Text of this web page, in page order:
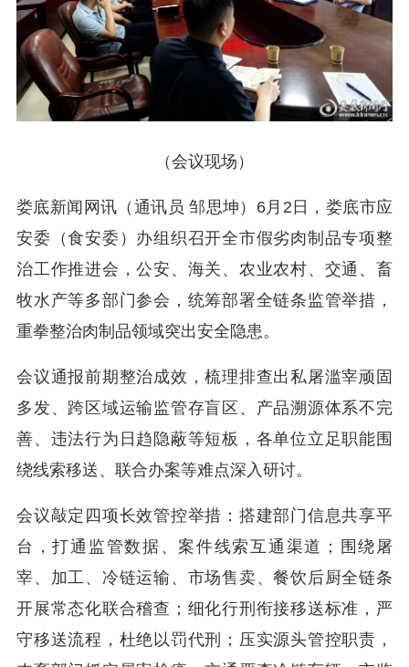
（会议现场）
娄底新闻网讯（通讯员 邹思坤）6月2日，娄底市应
安委（食安委）办组织召开全市假劣肉制品专项整
治工作推进会，公安、海关、农业农村、交通、畜
牧水产等多部门参会，统筹部署全链条监管举措，
重拳整治肉制品领域突出安全隐患。
会议通报前期整治成效，梳理排查出私屠滥宰顽固
多发、跨区域运输监管存盲区、产品溯源体系不完
善、违法行为日趋隐蔽等短板，各单位立足职能围
绕线索移送、联合办案等难点深入研讨。
会议敲定四项长效管控举措：搭建部门信息共享平
台，打通监管数据、案件线索互通渠道；围绕屠
宰、加工、冷链运输、市场售卖、餐饮后厨全链条
开展常态化联合稽查；细化行刑衔接移送标准，严
守移送流程，杜绝以罚代刑；压实源头管控职责，